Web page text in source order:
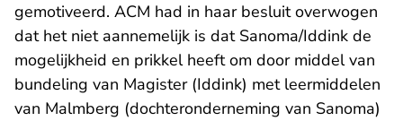
gemotiveerd. ACM had in haar besluit overwogen
dat het niet aannemelijk is dat Sanoma/Iddink de
mogelijkheid en prikkel heeft om door middel van
bundeling van Magister (Iddink) met leermiddelen
van Malmberg (dochteronderneming van Sanoma)